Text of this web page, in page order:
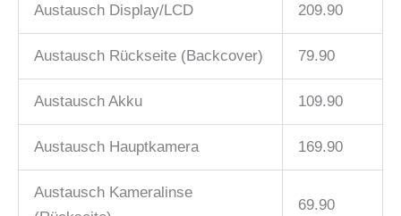
Austausch Display/LCD 209.90
Austausch Rückseite (Backcover) 79.90
Austausch Akku 109.90
Austausch Hauptkamera 169.90
Austausch Kameralinse
69.90